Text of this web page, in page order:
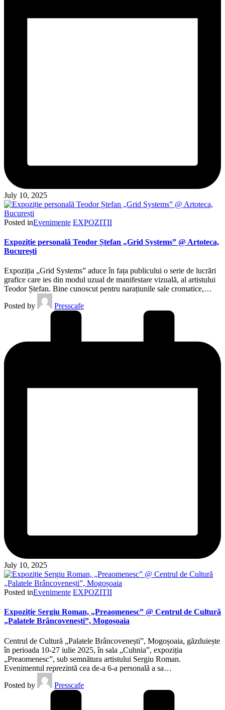
July 10, 2025
Posted inEvenimente EXPOZITII
Expoziție personală Teodor Ștefan „Grid Systems” @ Artoteca,
București
Expoziția „Grid Systems” aduce în fața publicului o serie de lucrări
grafice care ies din modul uzual de manifestare vizuală, al artistului
Teodor Ștefan. Bine cunoscut pentru narațiunile sale cromatice,…
Posted by
Presscafe
July 10, 2025
Posted inEvenimente EXPOZITII
Expoziție Sergiu Roman, „Preaomenesc” @ Centrul de Cultură
„Palatele Brâncovenești”, Mogoșoaia
Centrul de Cultură „Palatele Brâncovenești”, Mogoșoaia, găzduiește
în perioada 10-27 iulie 2025, în sala „Cuhnia”, expoziția
„Preaomenesc”, sub semnătura artistului Sergiu Roman.
Evenimentul reprezintă cea de-a 6-a personală a sa…
Posted by
Presscafe